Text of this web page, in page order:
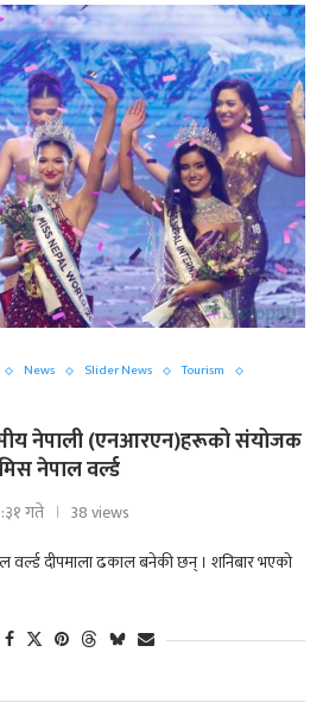
News Slider News
Tourism
नेपाली (एनआरएन)हरूको संयोजक
नेपाल वर्ल्ड
गते
38 views
वर्ल्ड दीपमाला ढकाल बनेकी छन् । शनिबार भएको